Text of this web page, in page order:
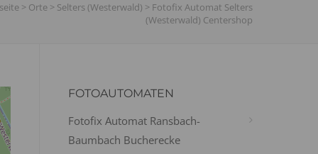
> Orte > Selters (Westerwald) > Fotofix Automat Selters
(Westerwald) Centershop
FOTOAUTOMATEN
Fotofix Automat Ransbach-
Baumbach Bucherecke